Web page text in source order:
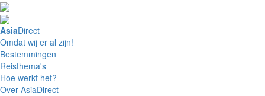
AsiaDirect
Omdat wij er al zijn!
Bestemmingen
Reisthema's
Hoe werkt het?
Over AsiaDirect